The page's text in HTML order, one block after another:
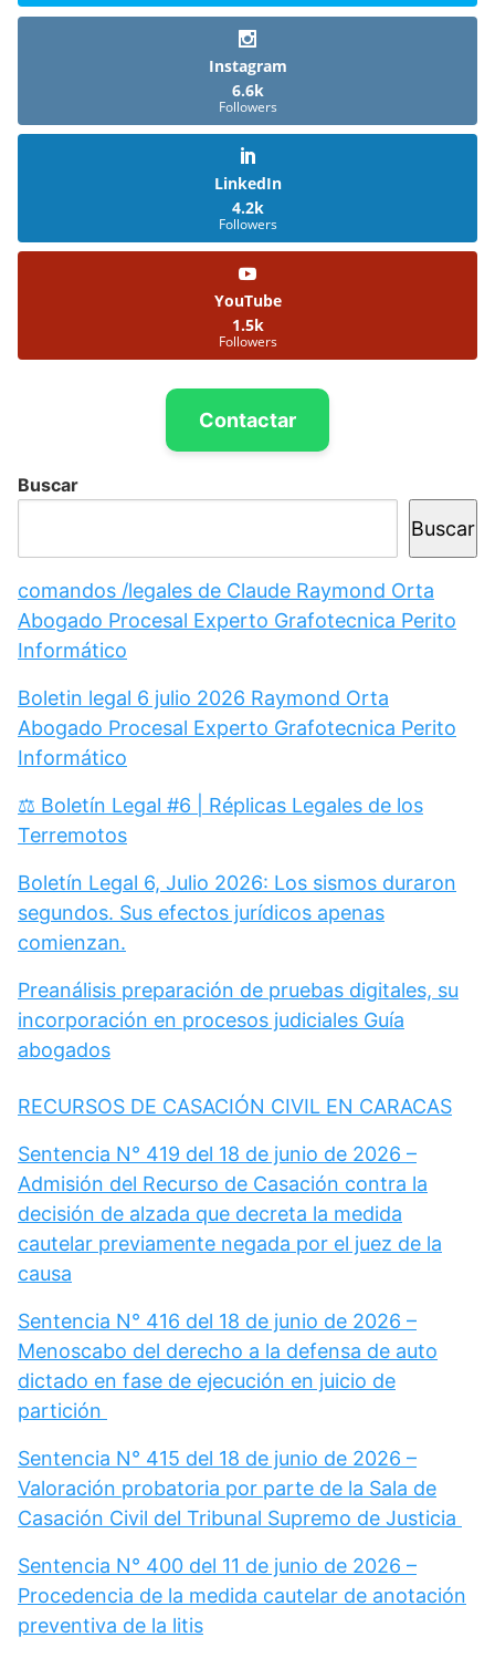
Instagram
6.6k
Followers
LinkedIn
4.2k
Followers
YouTube
1.5k
Followers
Contactar
Buscar
Buscar
comandos /legales de Claude Raymond Orta
Abogado Procesal Experto Grafotecnica Perito
Informático
Boletin legal 6 julio 2026 Raymond Orta
Abogado Procesal Experto Grafotecnica Perito
Informático
⚖️ Boletín Legal #6 | Réplicas Legales de los
Terremotos
Boletín Legal 6, Julio 2026: Los sismos duraron
segundos. Sus efectos jurídicos apenas
comienzan.
Preanálisis preparación de pruebas digitales, su
incorporación en procesos judiciales Guía
abogados
RECURSOS DE CASACIÓN CIVIL EN CARACAS
Sentencia N° 419 del 18 de junio de 2026 –
Admisión del Recurso de Casación contra la
decisión de alzada que decreta la medida
cautelar previamente negada por el juez de la
causa
Sentencia N° 416 del 18 de junio de 2026 –
Menoscabo del derecho a la defensa de auto
dictado en fase de ejecución en juicio de
partición
Sentencia N° 415 del 18 de junio de 2026 –
Valoración probatoria por parte de la Sala de
Casación Civil del Tribunal Supremo de Justicia
Sentencia N° 400 del 11 de junio de 2026 –
Procedencia de la medida cautelar de anotación
preventiva de la litis